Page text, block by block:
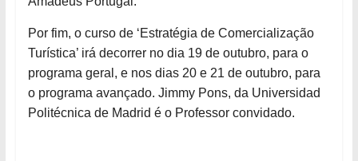
Por fim, o curso de ‘Estratégia de Comercialização
Turística’ irá decorrer no dia 19 de outubro, para o
programa geral, e nos dias 20 e 21 de outubro, para
o programa avançado. Jimmy Pons, da Universidad
Politécnica de Madrid é o Professor convidado.